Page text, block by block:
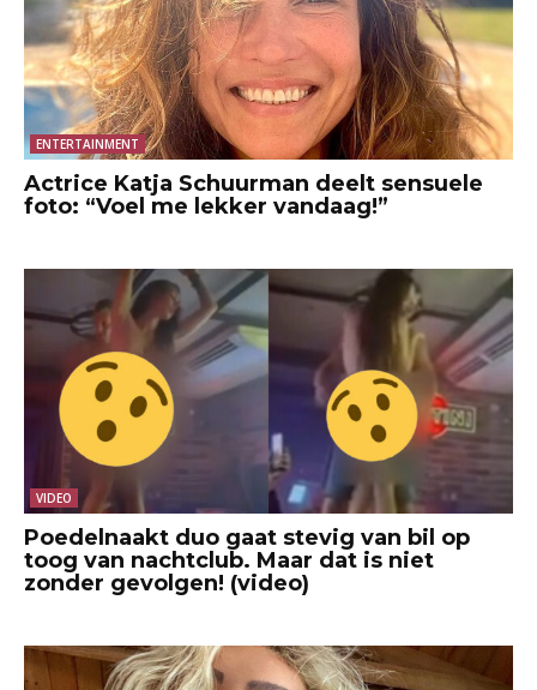
ENTERTAINMENT
Actrice Katja Schuurman deelt sensuele
foto: “Voel me lekker vandaag!”
VIDEO
Poedelnaakt duo gaat stevig van bil op
toog van nachtclub. Maar dat is niet
zonder gevolgen! (video)